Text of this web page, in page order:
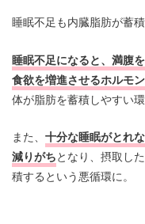
睡眠不足も内臓脂肪が蓄
睡眠不足になると、満腹
食欲を増進させるホルモ
体が脂肪を蓄積しやすい
また、 十分な睡眠がとれ
減りがちとなり、摂取し
積するという悪循環に。